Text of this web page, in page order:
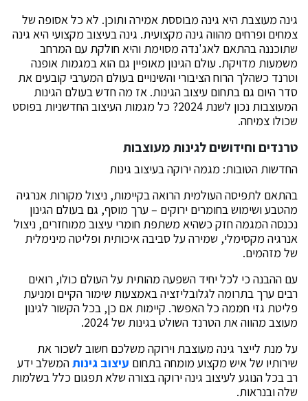
גינה מעוצבת היא גינה מבוססת אמירה ותוכן. לא כל אסופה של
צמחים ופרחים מהווה גינה מקצועית. גינה בעיצוב מקצועי היא גינה
שתוכננה בהתאם לאג'נדה מסוימת והיא חולקת עם המרחב
משמעות מדויקת. עולם הגינון מאופיין גם הוא במגמות אופנה
וטרנד כשהלך הרוח הציבורי והשינויים בעולם המערבי קובעים את
סדר היום גם בתחום עיצוב הגינות. אז מה חדש בעולם הגינות
המעוצבות נכון לשנת 2024? כל מגמות העיצוב החדשניות בפוסט
שכולו צמיחה.
טרנדים וחידושים לגינות מעוצבות
החדשות הטובות: מגמה ירוקה בעיצוב גינות
בהתאם לתפיסה העולמית הרואה בקיימות, ניצול מקורות אנרגיה
מהטבע ושימוש בחומרים ירוקים – ערך מוסף, גם בעולם הגינון
נכנסה המגמה חזק כשהיא משתפת חומרי עיצוב ממוחזרים, ניצול
אנרגיה מקסימלי, שמירה על סביבה איכותית ופליטה מינימלית
של מזהמים.
עם ההבנה כי לכל יחיד השפעה מהותית על העולם כולו, רואים
רבים ערך בתרומה לגלובליזציה באמצעות שימור הקיים ומניעת
פליטת גזי חממה כל האפשר. קיימות אם כן, בכל הקשור לגינון
מעוצב מהווה את הטרנד השולט בגינות של 2024.
על מנת לייצר גינה מעוצבת וירוקה משלכם חשוב לשכור את
שירותיו של איש מקצוע מומחה בתחום עיצוב גינותהמשלב ידע
רב בכל הנוגע לעיצוב גינה ירוקה בצורה שלא תפגום כלל בשלמות
שלה ובנראות.